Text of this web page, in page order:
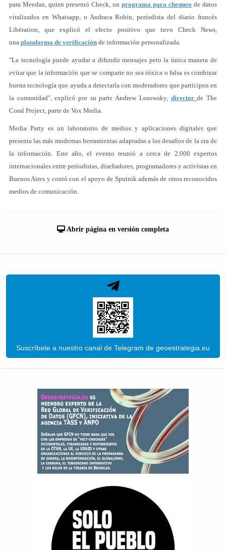
para Meedan, quien presentó Check, un programa para chequeo de datos
viralizados en Whatsapp, o Andraca Robin, periodista del diario francés
Libération, que explicó el efecto positivo que tuvo Check News,
una plataforma de verificación de información personalizada.
"La tecnología puede ayudar a difundir mensajes pero la única manera de
evitar que la información que se comparte no sea tóxica o falsa es combinar
buena tecnología que ayuda a detectarla con moderadores que participen en
la comunidad", explicó por su parte Andrew Losowsky, director de The
Coral Project, parte de Vox Media.
Media Party es un laboratorio de medios y aplicaciones digitales que
presenta las más modernas herramientas adaptadas a los desafíos de la era de
la información. Este año, el evento reunió a cerca de 2.000 expertos
internacionales entre periodistas, diseñadores, programadores y activistas en
Buenos Aires y contó con el apoyo de Sputnik además de otros reconocidos
medios de comunicación.
Abrir página en versión completa
Suscríbete a nuestro canal de Telegram de geoestrategia.eu